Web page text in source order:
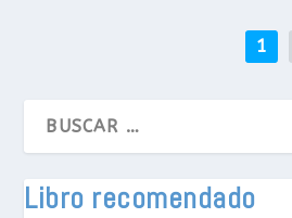
1
Libro recomendado